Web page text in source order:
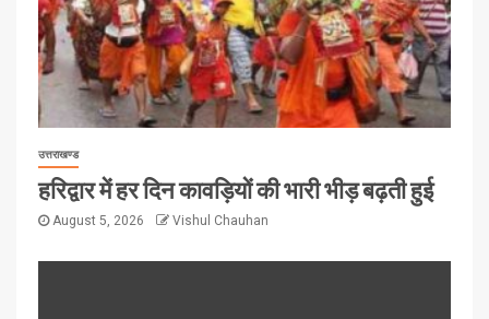
उत्तराखण्ड
हरिद्वार में हर दिन कावड़ियों की भारी भीड़ बढ़ती हुई
August 5, 2026 Vishul Chauhan